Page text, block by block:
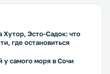
Хутор, Эсто-Садок: что
где остановиться
у самого моря в Сочи